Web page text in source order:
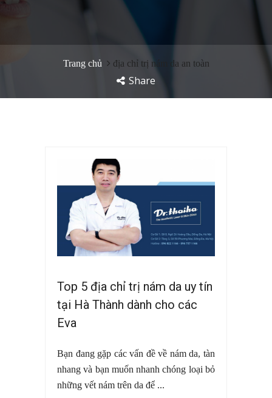
Trang chủ địa chỉ trị nám da an toàn
Share
Top 5 địa chỉ trị nám da uy tín
tại Hà Thành dành cho các
Eva
Bạn đang gặp các vấn đề về nám da, tàn
nhang và bạn muốn nhanh chóng loại bỏ
những vết nám trên da để ...